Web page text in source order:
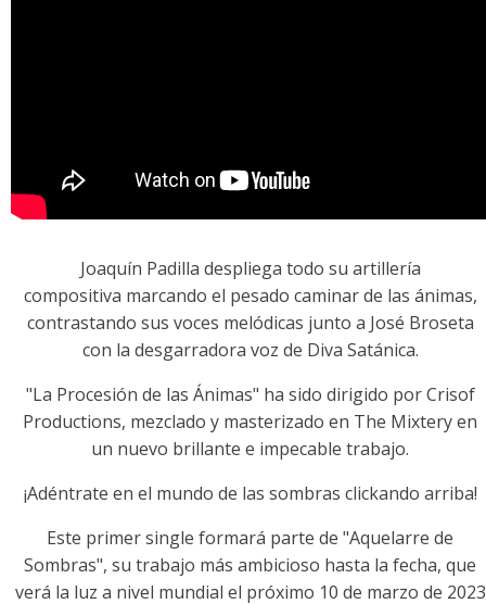
Joaquín Padilla despliega todo su artillería
compositiva marcando el pesado caminar de las ánimas,
contrastando sus voces melódicas junto a José Broseta
con la desgarradora voz de Diva Satánica.
"La Procesión de las Ánimas" ha sido dirigido por Crisof
Productions, mezclado y masterizado en The Mixtery en
un nuevo brillante e impecable trabajo.
¡Adéntrate en el mundo de las sombras clickando arriba!
Este primer single formará parte de "Aquelarre de
Sombras", su trabajo más ambicioso hasta la fecha, que
verá la luz a nivel mundial el próximo 10 de marzo de 2023